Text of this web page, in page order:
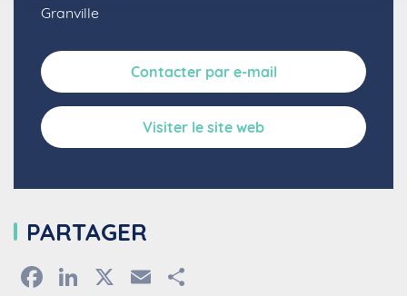
Granville
Contacter par e-mail
Visiter le site web
PARTAGER
Facebook
LinkedIn
X Email